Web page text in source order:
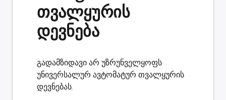
თვალყურის
დევნება
გადამზიდავი არ უზრუნველყოფს
უნივერსალურ ავტომატურ თვალყურის
დევნებას.